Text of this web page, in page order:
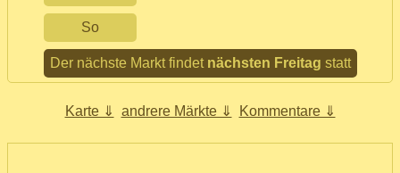
So
Der nächste Markt findet nächsten Freitag statt
Karte ⇓ andrere Märkte ⇓ Kommentare ⇓